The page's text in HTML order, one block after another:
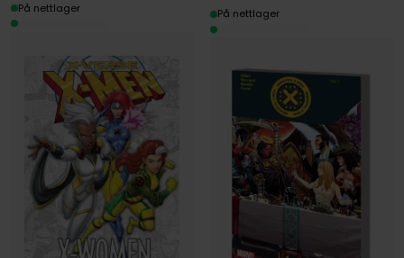
På nettlager
På nettlager